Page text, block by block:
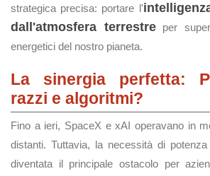
strategica precisa: portare l'
dall'atmosfera terrestreper
energetici del nostro pianeta.
La sinergia perfetta:
razzi e algoritmi?
Fino a ieri, SpaceX e xAI operavano in
distanti. Tuttavia, la necessità di
diventata il principale ostacolo per